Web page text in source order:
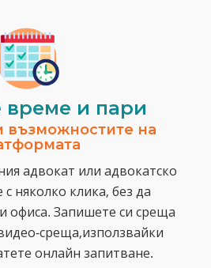
време и пари
възможностите на
адвокат или адвокатско
няколко клика, без да
офиса. Запишете си среща
среща,използвайки
онлайн запитване.